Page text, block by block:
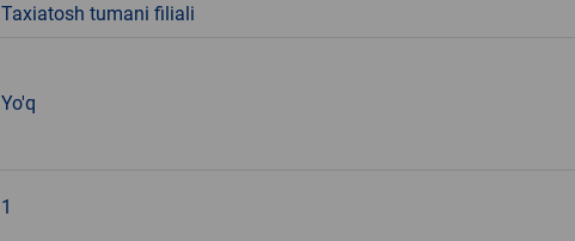
Taxiatosh tumani filiali
Yo'q
1